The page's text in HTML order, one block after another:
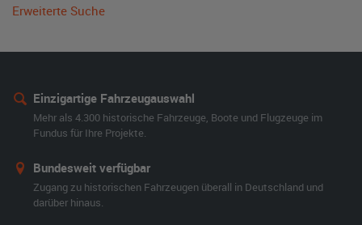
Erweiterte Suche
Einzigartige Fahrzeugauswahl
Mehr als 4.300 historische Fahrzeuge, Boote und Flugzeuge im
Fundus für Ihre Projekte.
Bundesweit verfügbar
Zugang zu historischen Fahrzeugen überall in Deutschland und
darüber hinaus.